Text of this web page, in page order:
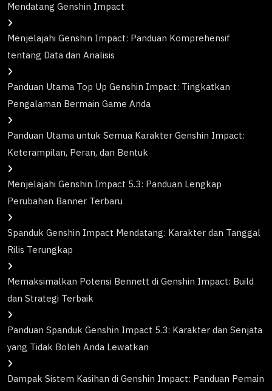
Mendatang Genshin Impact
Menjelajahi Genshin Impact: Panduan Komprehensif
tentang Data dan Analisis
Panduan Utama Top Up Genshin Impact: Tingkatkan
Pengalaman Bermain Game Anda
Panduan Utama untuk Semua Karakter Genshin Impact:
Keterampilan, Peran, dan Bentuk
Menjelajahi Genshin Impact 5.3: Panduan Lengkap
Perubahan Banner Terbaru
Spanduk Genshin Impact Mendatang: Karakter dan Tanggal
Rilis Terungkap
Memaksimalkan Potensi Bennett di Genshin Impact: Build
dan Strategi Terbaik
Panduan Spanduk Genshin Impact 5.3: Karakter dan Senjata
yang Tidak Boleh Anda Lewatkan
Dampak Sistem Kasihan di Genshin Impact: Panduan Pemain